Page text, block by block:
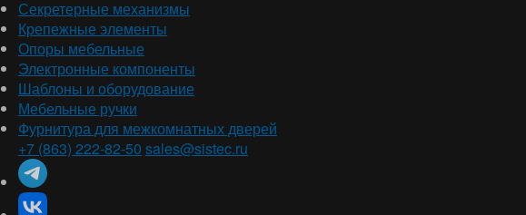
Секретерные механизмы
Крепежные элементы
Опоры мебельные
Электронные компоненты
Шаблоны и оборудование
Мебельные ручки
Фурнитура для межкомнатных дверей
+7 (863) 222-82-50 sales@sistec.ru